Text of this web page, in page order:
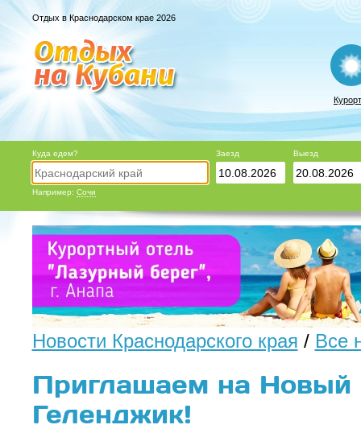
Отдых в Краснодарском крае 2026
Куда едем?
Например: Сочи
Заезд Выезд
Новости Краснодарского края / Все
Приглашаем на Новый
Геленджик!